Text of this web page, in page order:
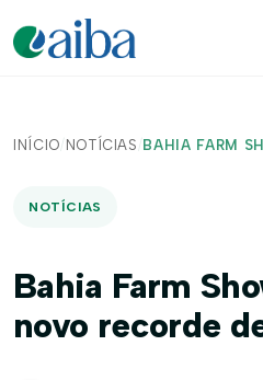
INÍCIO/ NOTÍCIAS / BAHIA FARM
NOTÍCIAS
Bahia Farm
novo recorde